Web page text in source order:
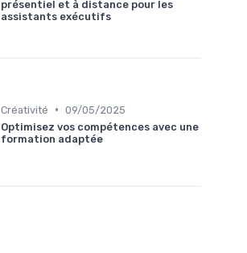
présentiel et à distance pour les
assistants exécutifs
Créativité • 09/05/2025
Optimisez vos compétences avec une
formation adaptée